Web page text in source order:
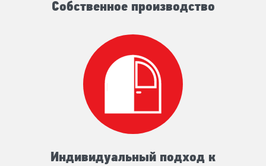
Собственное производство
Индивидуальный подход к